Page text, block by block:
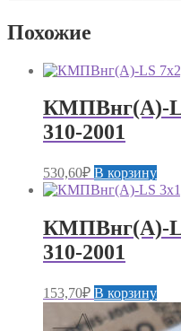
Похожие
КМПВнг(А)-
310-2001
530,60₽ В корзину
КМПВнг(А)-
310-2001
153,70₽ В корзину